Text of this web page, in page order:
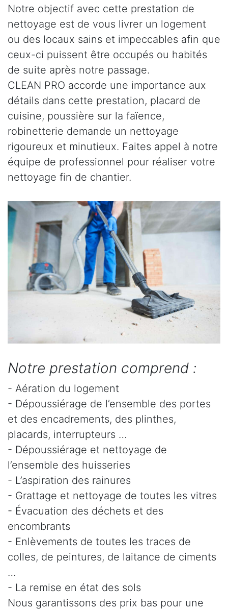
Notre objectif avec cette prestation de
nettoyage est de vous livrer un logement
ou des locaux sains et impeccables afin que
ceux-ci puissent être occupés ou habités
de suite après notre passage.
CLEAN PRO accorde une importance aux
détails dans cette prestation, placard de
cuisine, poussière sur la faïence,
robinetterie demande un nettoyage
rigoureux et minutieux. Faites appel à notre
équipe de professionnel pour réaliser votre
nettoyage fin de chantier.
Notre prestation comprend :
- Aération du logement
- Dépoussiérage de l’ensemble des portes
et des encadrements, des plinthes,
placards, interrupteurs …
- Dépoussiérage et nettoyage de
l’ensemble des huisseries
- L’aspiration des rainures
- Grattage et nettoyage de toutes les vitres
- Évacuation des déchets et des
encombrants
- Enlèvements de toutes les traces de
colles, de peintures, de laitance de ciments
…
- La remise en état des sols
Nous garantissons des prix bas pour une